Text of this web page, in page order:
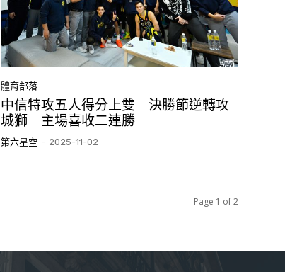
體育部落
中信特攻五人得分上雙 決勝節逆轉攻
城獅 主場喜收二連勝
第六星空 - 2025-11-02
Page 1 of 2